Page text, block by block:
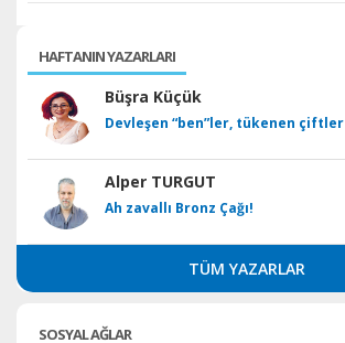
HAFTANIN YAZARLARI
Büşra Küçük
Devleşen “ben”ler, tükenen çiftler
Alper TURGUT
Ah zavallı Bronz Çağı!
TÜM YAZARLAR
SOSYAL AĞLAR